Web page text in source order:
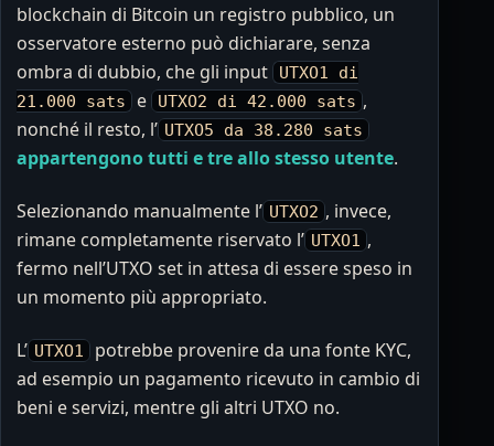
blockchain di Bitcoin un registro pubblico, un
osservatore esterno può dichiarare, senza
ombra di dubbio, che gli input
UTXO1 di
21.000 sats
e UTXO2 di 42.000 sats ,
nonché il resto, l’ UTXO5 da 38.280 sats
appartengono tutti e tre allo stesso utente.
Selezionando manualmente l’ UTXO2 , invece,
rimane completamente riservato l’ UTXO1 ,
fermo nell’UTXO set in attesa di essere speso in
un momento più appropriato.
L’ UTXO1
potrebbe provenire da una fonte KYC,
ad esempio un pagamento ricevuto in cambio di
beni e servizi, mentre gli altri UTXO no.